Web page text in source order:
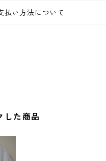
払い方法について
した商品